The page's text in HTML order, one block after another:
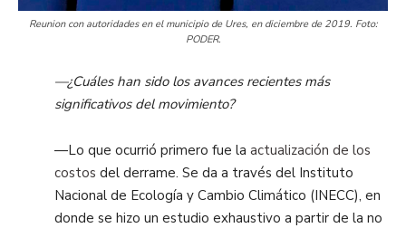
Reunion con autoridades en el municipio de Ures, en diciembre de 2019. Foto:
PODER.
—¿Cuáles han sido los avances recientes más
significativos del movimiento?
—Lo que ocurrió primero fue la actualización de los
costos del derrame. Se da a través del Instituto
Nacional de Ecología y Cambio Climático (INECC), en
donde se hizo un estudio exhaustivo a partir de la no